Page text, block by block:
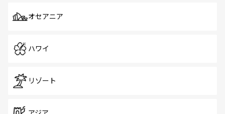
オセアニア
ハワイ
リゾート